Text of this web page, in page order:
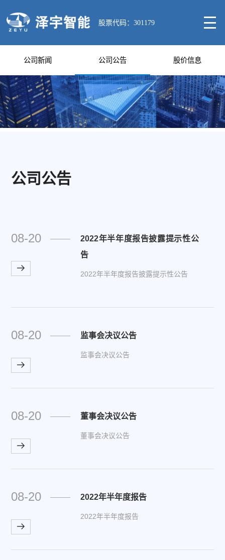
股票代码：301179
公司新闻 公司公告 股价信息
公司公告
08-20
2022年半年度报告披露提示性公
告
2022年半年度报告披露提示性公告
08-20 监事会决议公告
监事会决议公告
08-20 董事会决议公告
董事会决议公告
08-20 2022年半年度报告
2022年半年度报告